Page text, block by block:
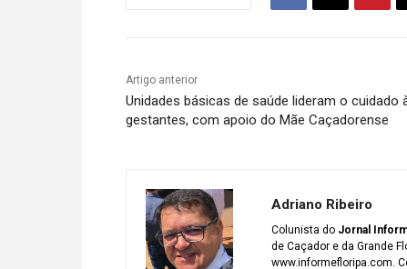
Artigo anterior
Unidades básicas de saúde lideram o cuidado
gestantes, com apoio do Mãe Caçadorense
Adriano Ribeiro
Colunista do Jornal
de Caçador e da Grande
www.informefloripa.com.